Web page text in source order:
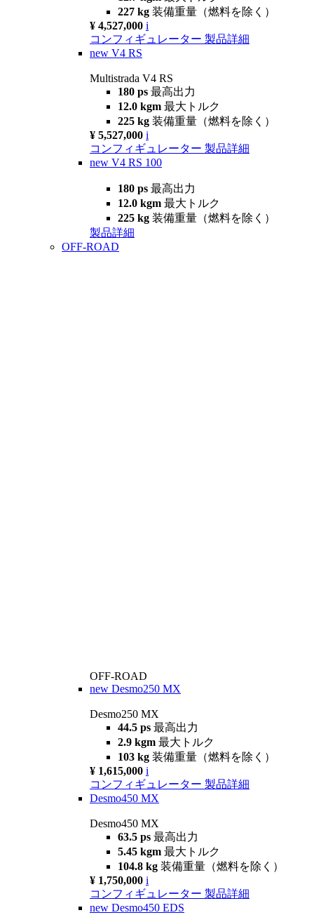
227 kg 装備重量（燃料を除く）
¥ 4,527,000 i
コンフィギュレーター 製品詳細
new V4 RS
Multistrada V4 RS
180 ps 最高出力
12.0 kgm 最大トルク
225 kg 装備重量（燃料を除く）
¥ 5,527,000 i
コンフィギュレーター 製品詳細
new V4 RS 100
180 ps 最高出力
12.0 kgm 最大トルク
225 kg 装備重量（燃料を除く）
製品詳細
OFF-ROAD
OFF-ROAD
new Desmo250 MX
Desmo250 MX
44.5 ps 最高出力
2.9 kgm 最大トルク
103 kg 装備重量（燃料を除く）
¥ 1,615,000 i
コンフィギュレーター 製品詳細
Desmo450 MX
Desmo450 MX
63.5 ps 最高出力
5.45 kgm 最大トルク
104.8 kg 装備重量（燃料を除く）
¥ 1,750,000 i
コンフィギュレーター 製品詳細
new Desmo450 EDS